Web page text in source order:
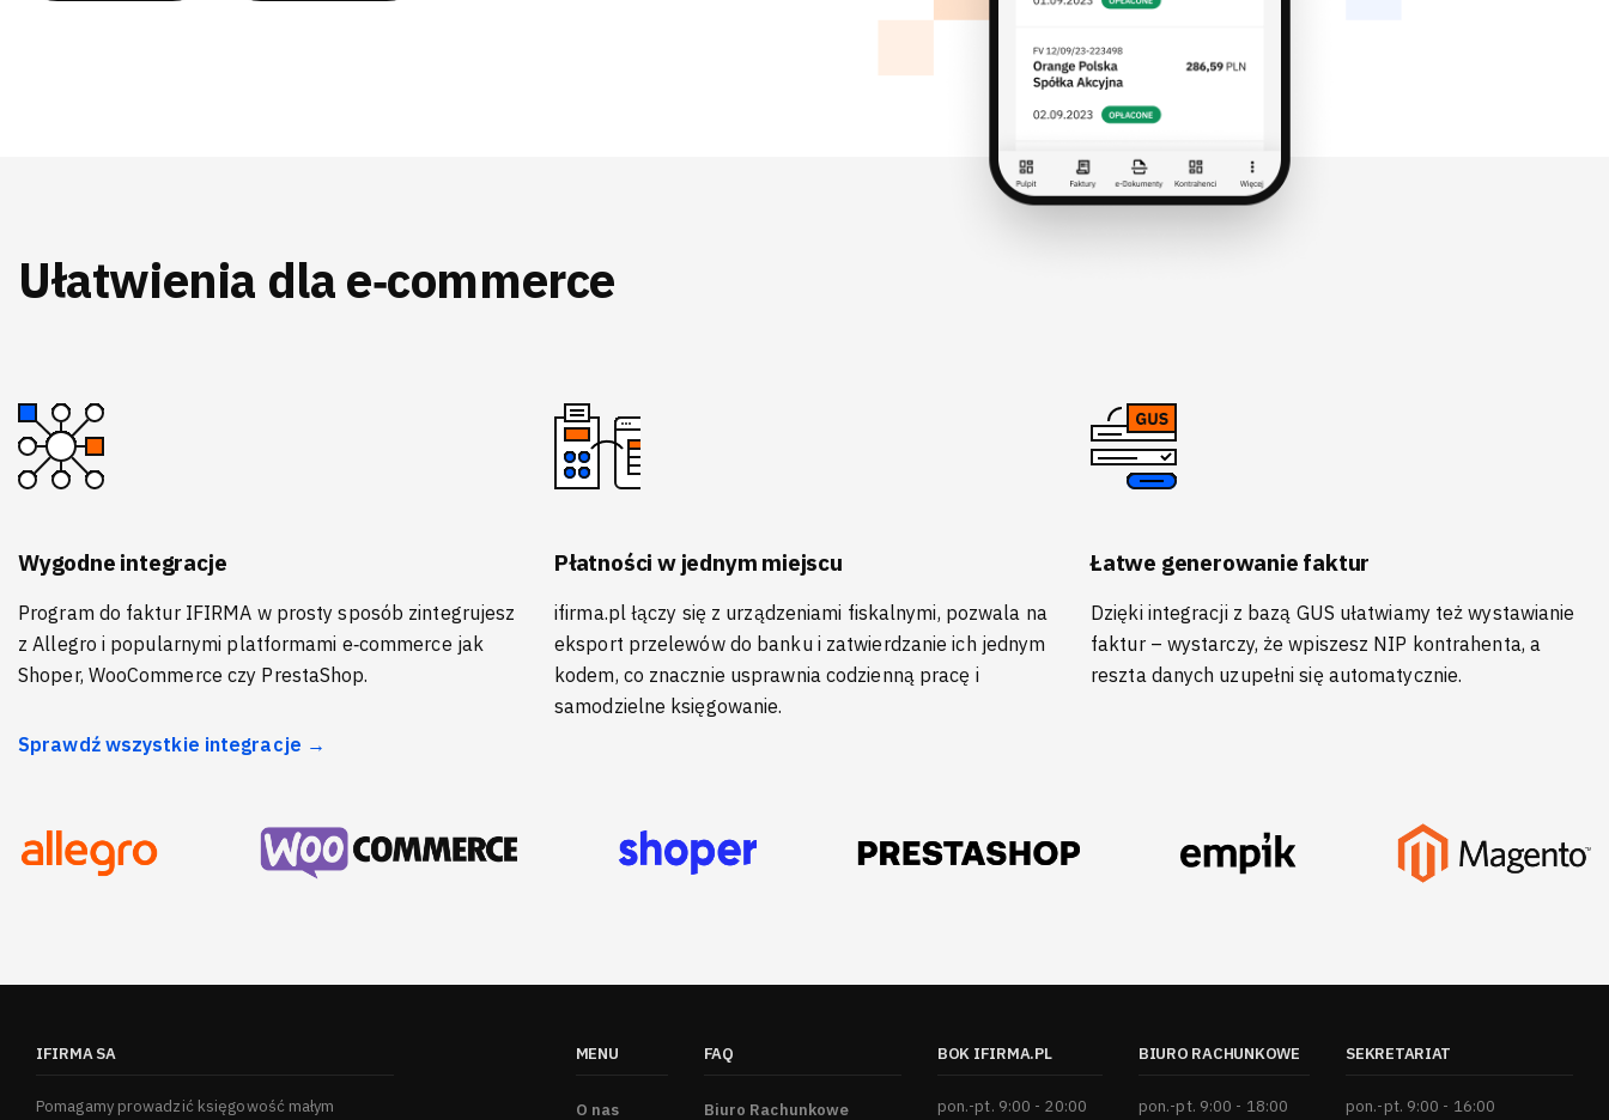
Ułatwienia dla e‑commerce
Wygodne integracje
Program do faktur IFIRMA w prosty sposób zintegrujesz
z Allegro i popularnymi platformami e‑commerce jak
Shoper, WooCommerce czy PrestaShop.
Sprawdź wszystkie integracje →
Płatności w jednym miejscu
ifirma.pl łączy się z urządzeniami fiskalnymi, pozwala na
eksport przelewów do banku i zatwierdzanie ich jednym
kodem, co znacznie usprawnia codzienną pracę i
samodzielne księgowanie.
Łatwe generowanie faktur
Dzięki integracji z bazą GUS ułatwiamy też wystawianie
faktur – wystarczy, że wpiszesz NIP kontrahenta, a
reszta danych uzupełni się automatycznie.
IFIRMA SA
Pomagamy prowadzić księgowość małym
MENU
O nas
FAQ
Biuro Rachunkowe
BOK IFIRMA.PL
pon.-pt. 9:00 - 20:00
BIURO RACHUNKOWE
pon.-pt. 9:00 - 18:00
SEKRETARIAT
pon.-pt. 9:00 - 16:00